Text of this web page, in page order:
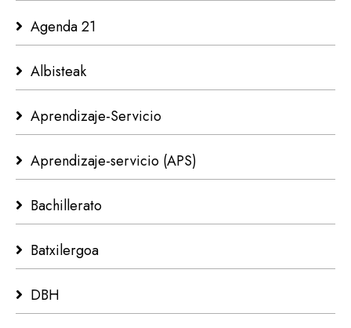
Agenda 21
Albisteak
Aprendizaje-Servicio
Aprendizaje-servicio (APS)
Bachillerato
Batxilergoa
DBH